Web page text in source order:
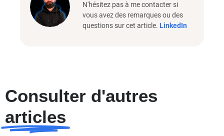
N'hésitez pas à me contacter si
vous avez des remarques ou des
questions sur cet article. LinkedIn
Consulter d'autres
articles